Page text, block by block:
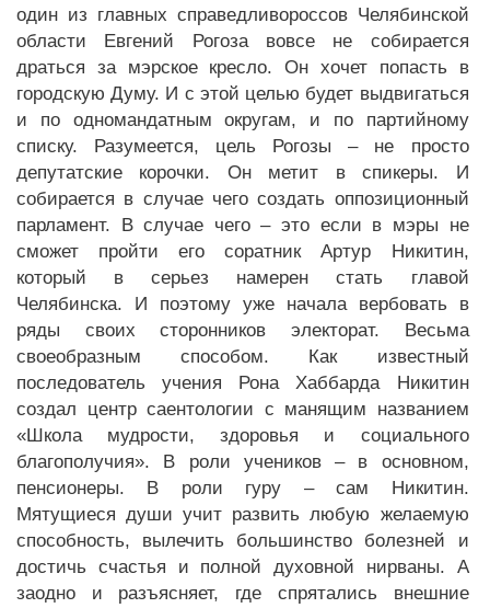
один из главных справедливороссов Челябинской
области Евгений Рогоза вовсе не собирается
драться за мэрское кресло. Он хочет попасть в
городскую Думу. И с этой целью будет выдвигаться
и по одномандатным округам, и по партийному
списку. Разумеется, цель Рогозы – не просто
депутатские корочки. Он метит в спикеры. И
собирается в случае чего создать оппозиционный
парламент. В случае чего – это если в мэры не
сможет пройти его соратник Артур Никитин,
который в серьез намерен стать главой
Челябинска. И поэтому уже начала вербовать в
ряды своих сторонников электорат. Весьма
своеобразным способом. Как известный
последователь учения Рона Хаббарда Никитин
создал центр саентологии с манящим названием
«Школа мудрости, здоровья и социального
благополучия». В роли учеников – в основном,
пенсионеры. В роли гуру – сам Никитин.
Мятущиеся души учит развить любую желаемую
способность, вылечить большинство болезней и
достичь счастья и полной духовной нирваны. А
заодно и разъясняет, где спрятались внешние